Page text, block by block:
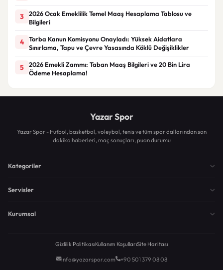
3
2026 Ocak Emeklilik Temel Maaş Hesaplama Tablosu ve
Bilgileri
4
Torba Kanun Komisyonu Onayladı: Yüksek Aidatlara
Sınırlama, Tapu ve Çevre Yasasında Köklü Değişiklikler
5
2026 Emekli Zammı: Taban Maaş Bilgileri ve 20 Bin Lira
Ödeme Hesaplama!
Yazar Spor
Yazar Spor - Futbol, basketbol, voleybol, tenis ve tüm spor dallarından son
dakika haberleri, maç sonuçları, puan durumu
Kategoriler
Servisler
Kurumsal
Gizlilik PolitikasıKullanım KoşullarıSite Haritası
info@yazarspor.com +90 501 379 08 08